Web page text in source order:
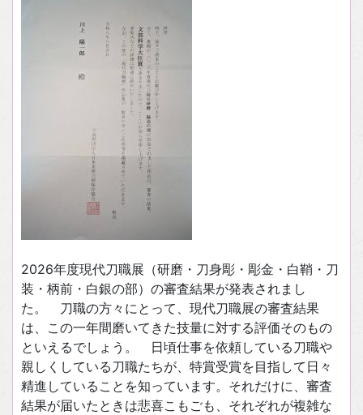
2026年度現代刀職展（研磨・刀身彫・彫金・白鞘・刀
装・柄前・白銀の部）の審査結果が発表されまし
た。 刀職の方々にとって、現代刀職展の審査結果
は、この一年間磨いてきた技量に対する評価そのもの
といえるでしょう。 日頃仕事を依頼している刀職や
親しくしている刀職たちが、特賞受賞を目指して日々
精進していることを知っています。それだけに、審査
結果が届いたときは悲喜こもごも、それぞれが複雑な